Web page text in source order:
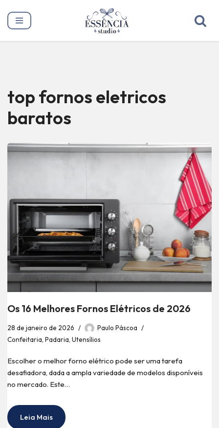
Pular
top fornos eletricos
baratos
Os 16 Melhores Fornos Elétricos de 2026
28 de janeiro de 2026
Paulo Páscoa
Confeitaria, Padaria, Utensílios
Escolher o melhor forno elétrico pode ser uma tarefa
desafiadora, dada a ampla variedade de modelos disponíveis
no mercado. Este…
Leia Mais